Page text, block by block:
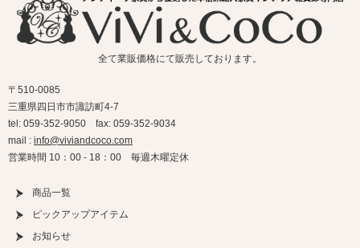
全て業販価格にて販売しております。
〒510-0085
三重県四日市市諏訪町4-7
tel: 059-352-9050 fax: 059-352-9034
mail : info@viviandcoco.com
営業時間 10：00 - 18：00 毎週木曜定休
商品一覧
ピックアップアイテム
お知らせ